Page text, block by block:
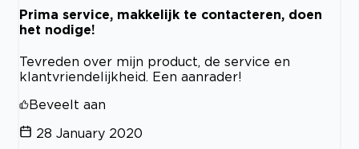
Prima service, makkelijk te contacteren, doen
het nodige!
Tevreden over mijn product, de service en
klantvriendelijkheid. Een aanrader!
Beveelt aan
28 January 2020